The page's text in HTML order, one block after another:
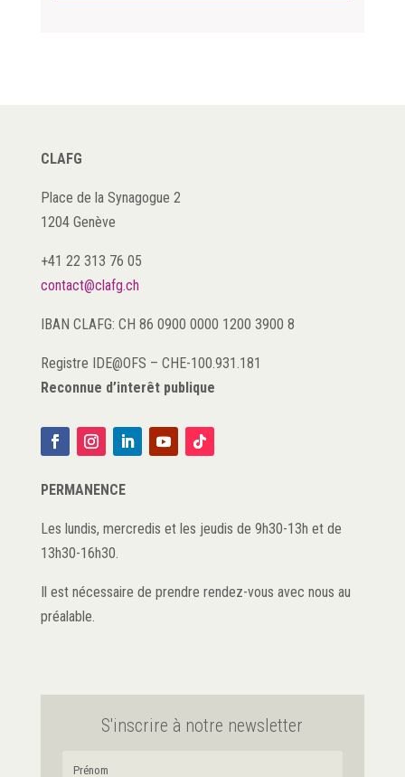
CLAFG
Place de la Synagogue 2
1204 Genève
+41 22 313 76 05
contact@clafg.ch
IBAN CLAFG: CH 86 0900 0000 1200 3900 8
Registre IDE@OFS – CHE-100.931.181
Reconnue d’interêt publique
PERMANENCE
Les lundis, mercredis et les jeudis de 9h30-13h et de
13h30-16h30.
Il est nécessaire de prendre rendez-vous avec nous au
préalable.
S'inscrire à notre newsletter